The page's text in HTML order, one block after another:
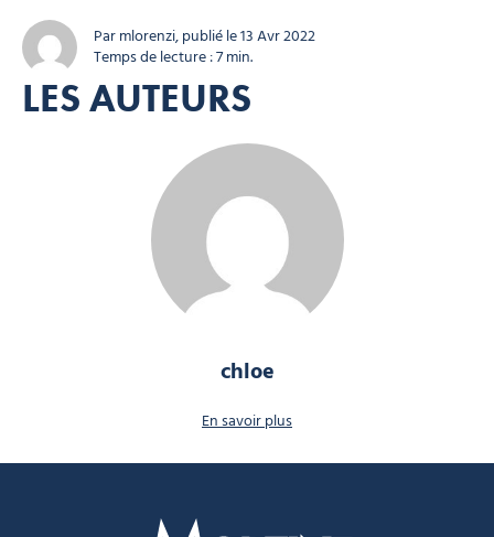
réunies pour des vacances réussies ! Voici notre TOP 5 des...
Par mlorenzi, publié le 13 Avr 2022
Temps de lecture : 7 min.
LES AUTEURS
chloe
En savoir plus